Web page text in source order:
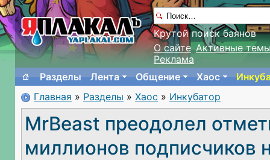
Крутой поиск баянов
О сайте Активные
Реклама
Разделы
Лента Общение Хаос
Главная » Разделы » Хаос » Инкубатор
MrBeast преодолел
миллионов подписчиков